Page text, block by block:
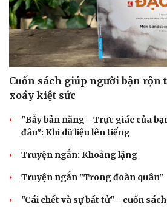
Văn hóa
Sân khấu - Điện ảnh
Văn học
Âm nhạc
Giải
Thời
Cuốn sách giúp người bận
xoáy kiệt sức
"Bẫy bản năng - Trực giác của
đâu": Khi dữ liệu lên tiếng
Truyện ngắn: Khoảng lặng
Truyện ngắn "Trong đoàn quân"
"Cái chết và sự bất tử" - cuốn